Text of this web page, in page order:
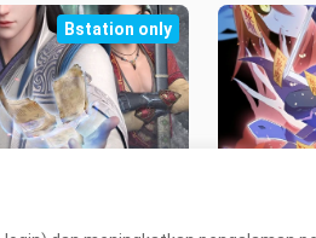
Bstation only